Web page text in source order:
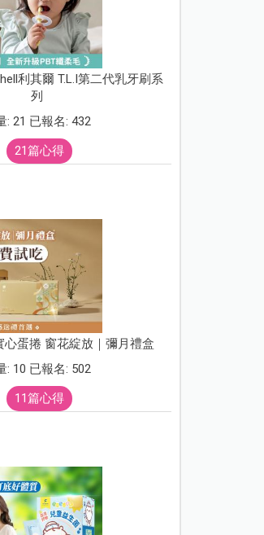
利其爾 T.L.I第二代乳牙刷系
列
: 21 已報名: 432
21篇心得
心蛋捲 窗花綻放｜彌月禮盒
: 10 已報名: 502
11篇心得